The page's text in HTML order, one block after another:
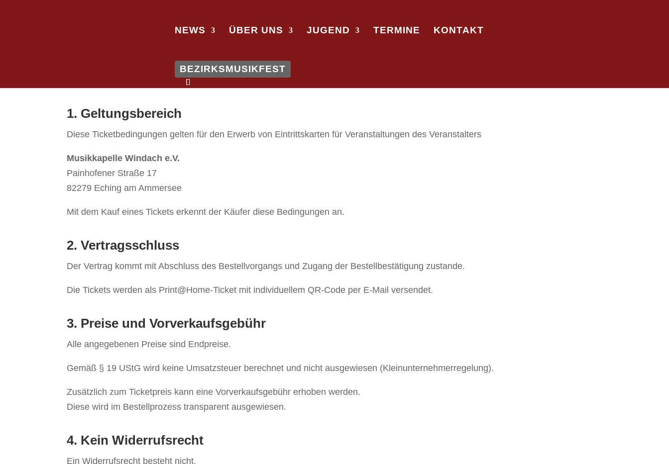
NEWS ÜBER UNS JUGEND TERMINE KONTAKT
BEZIRKSMUSIKFEST
1. Geltungsbereich
Diese Ticketbedingungen gelten für den Erwerb von Eintrittskarten für Veranstaltungen des Veranstalters
Musikkapelle Windach e.V.
Painhofener Straße 17
82279 Eching am Ammersee
Mit dem Kauf eines Tickets erkennt der Käufer diese Bedingungen an.
2. Vertragsschluss
Der Vertrag kommt mit Abschluss des Bestellvorgangs und Zugang der Bestellbestätigung zustande.
Die Tickets werden als Print@Home-Ticket mit individuellem QR-Code per E-Mail versendet.
3. Preise und Vorverkaufsgebühr
Alle angegebenen Preise sind Endpreise.
Gemäß § 19 UStG wird keine Umsatzsteuer berechnet und nicht ausgewiesen (Kleinunternehmerregelung).
Zusätzlich zum Ticketpreis kann eine Vorverkaufsgebühr erhoben werden.
Diese wird im Bestellprozess transparent ausgewiesen.
4. Kein Widerrufsrecht
Ein Widerrufsrecht besteht nicht.